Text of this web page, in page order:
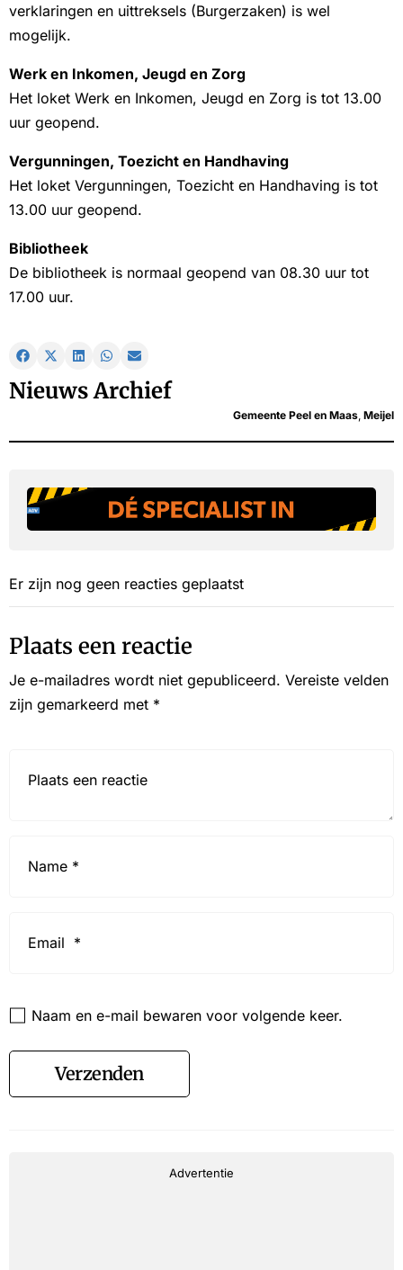
verklaringen en uittreksels (Burgerzaken) is wel
mogelijk.
Werk en Inkomen, Jeugd en Zorg
Het loket Werk en Inkomen, Jeugd en Zorg is tot 13.00
uur geopend.
Vergunningen, Toezicht en Handhaving
Het loket Vergunningen, Toezicht en Handhaving is tot
13.00 uur geopend.
Bibliotheek
De bibliotheek is normaal geopend van 08.30 uur tot
17.00 uur.
Nieuws Archief
Gemeente Peel en Maas Meijel
Er zijn nog geen reacties geplaatst
Plaats een reactie
Je e-mailadres wordt niet gepubliceerd. Vereiste velden
zijn gemarkeerd met *
Naam en e-mail bewaren voor volgende keer.
Verzenden
Advertentie